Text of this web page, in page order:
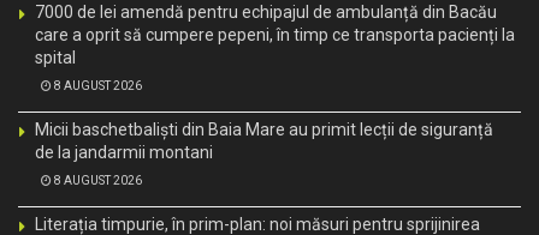
7000 de lei amendă pentru echipajul de ambulanță din Bacău
care a oprit să cumpere pepeni, în timp ce transporta pacienți la
spital
8 AUGUST 2026
Micii baschetbaliști din Baia Mare au primit lecții de siguranță
de la jandarmii montani
8 AUGUST 2026
Literația timpurie, în prim-plan: noi măsuri pentru sprijinirea